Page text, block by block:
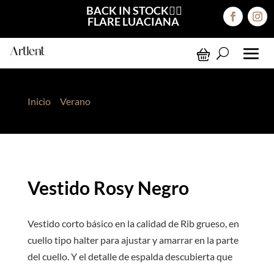
BACK IN STOCK❤️‍🔥
FLARE LUACIANA
Inicio> Verano> Vestido Rosy Negro
Vestido Rosy Negro
Vestido corto básico en la calidad de Rib grueso, en
cuello tipo halter para ajustar y amarrar en la parte
del cuello. Y el detalle de espalda descubierta que